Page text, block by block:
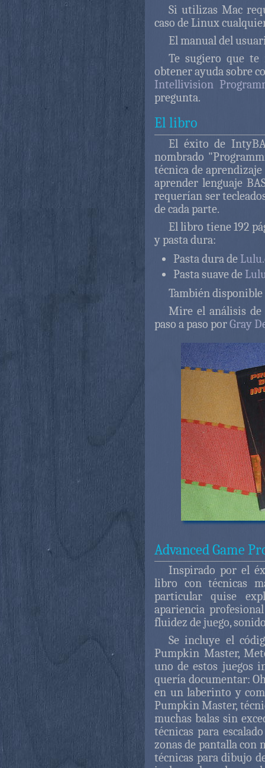
Si utilizas Mac
caso de Linux
El manual del
Te sugiero que te
obtener ayuda sobre
Intellivision
pregunta.
El libro
El éxito de
nombrado
técnica de
aprender lenguaje
requerían ser
de cada parte.
El libro tiene 192
y pasta dura:
Pasta dura de
Pasta suave de
También
Mire el análisis
paso a paso porGray
Advanced Game
Inspirado por el
libro con técnicas
particular quise
apariencia
fluidez de juego,
Se incluye el
Pumpkin Master,
uno de estos juegos
quería documentar:
en un laberinto y
Pumpkin Master,
muchas balas sin
técnicas para
zonas de pantalla con
técnicas para dibujo